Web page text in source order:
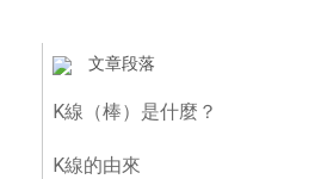
文章段落
K線（棒）是什麼？
K線的由來